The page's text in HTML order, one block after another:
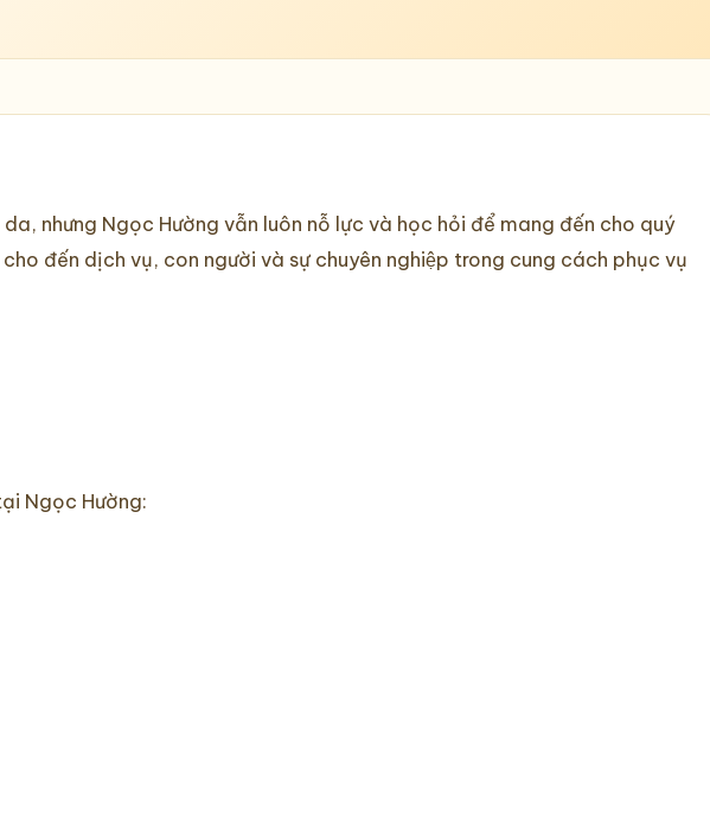
nhưng Ngọc Hường vẫn luôn nỗ lực và học hỏi để mang đến cho quý
đến dịch vụ, con người và sự chuyên nghiệp trong cung cách phục vụ
Ngọc Hường: